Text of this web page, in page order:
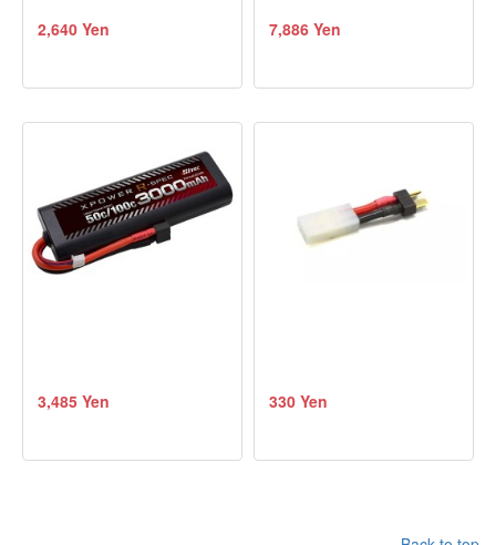
2,640 Yen 7,886 Yen
3,485 Yen 330 Yen